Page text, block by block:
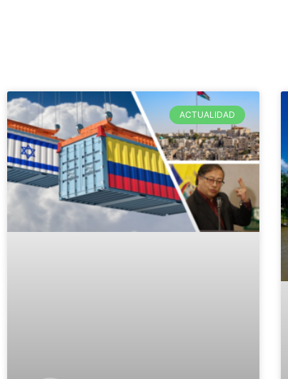
ACTUALIDAD